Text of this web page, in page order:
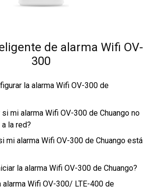
de alarma Wifi OV-
300
la alarma Wifi OV-300 de
mi alarma Wifi OV-300 de Chuango no
la red?
mi alarma Wifi OV-300 de Chuango está
la alarma Wifi OV-300 de Chuango?
alarma Wifi OV-300/ LTE-400 de